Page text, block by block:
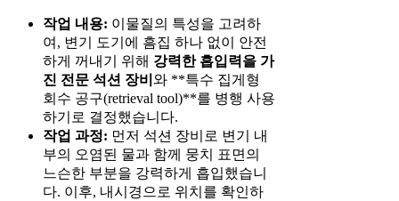
작업 내용: 이물질의 특성을 고려하
여, 변기 도기에 흠집 하나 없이 안전
하게 꺼내기 위해 강력한 흡입력을 가
진 전문 석션 장비 와 **특수 집게형
회수 공구(retrieval tool)**를 병행 사용
하기로 결정했습니다.
작업 과정: 먼저 석션 장비로 변기 내
부의 오염된 물과 함께 뭉치 표면의
느슨한 부분을 강력하게 흡입했습니
다. 이후, 내시경으로 위치를 확인하